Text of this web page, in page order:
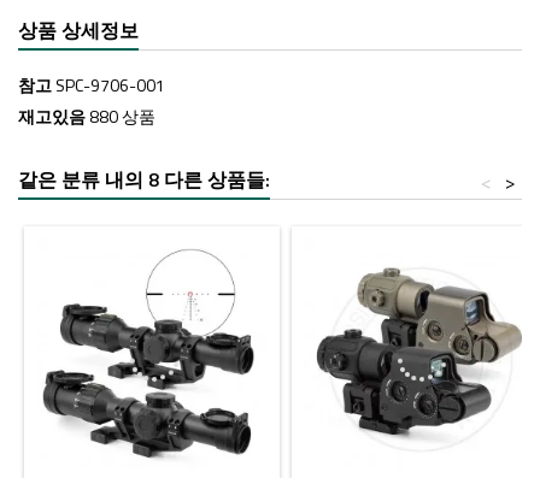
상품 상세정보
참고SPC-9706-001
재고있음880 상품
같은 분류 내의 8 다른 상품들: >
<